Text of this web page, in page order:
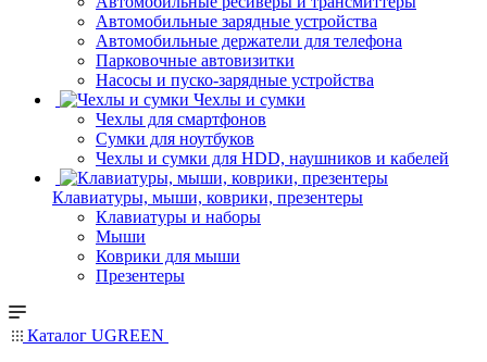
Автомобильные зарядные устройства
Автомобильные держатели для телефона
Парковочные автовизитки
Насосы и пуско-зарядные устройства
Чехлы и сумки
Чехлы для смартфонов
Сумки для ноутбуков
Чехлы и сумки для HDD, наушников и кабелей
Клавиатуры, мыши, коврики, презентеры
Клавиатуры и наборы
Мыши
Коврики для мыши
Презентеры
Каталог UGREEN